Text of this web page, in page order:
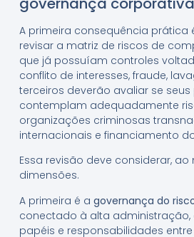
A primeira consequência prática
revisar a matriz de riscos de
que já possuíam controles
conflito de interesses, fraude,
terceiros deverão avaliar se
contemplam adequadamente
organizações criminosas
internacionais e financiamento
Essa revisão deve considerar, ao
dimensões.
A primeira é a governança do
conectado à alta administração,
papéis e responsabilidades